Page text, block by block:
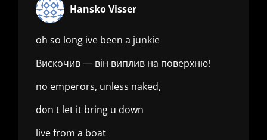
Hansko Visser
oh so long ive been a junkie
Вискочив — він виплив на поверхню!
no emperors, unless naked,
don t let it bring u down
live from a boat